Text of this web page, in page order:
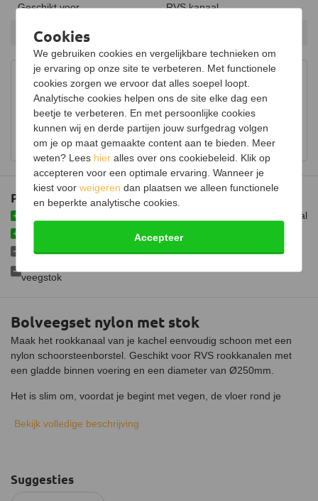
Bolveegset nylon met stok
Maak het rookkanaal van je kachel eenvoudig schoon met een
nylon schoorsteenborstel. Geschikt voor RVS rookkanalen met
een gladde binnen voering en een diameter van Ø250mm.
Het is slim om, voordat je begint met vegen, de vloer rond je
roetdeeltjes op je vloer terecht komen.
maak je de schoorsteen van beneden schoon. Verwijder de
Bekijk volledige beschrijving
Plus- en minpunten
Gemakkelijk te gebruiken vanaf de onderkant van je rookkanaal
Geschikt voor RVS kanalen
Niet geschikt voor stenen kanalen
veegstok
Advies in onze showroom
Bezoek onze showroom voor uitgebreid advies over
houtkachels.
Bekijk showroom en maak een afspraak
Geschikt voor RVS kanaal
Vegen vanaf
Suggesties
Cookies
We gebruiken cookies en vergelijkbare technieken om
je ervaring op onze site te verbeteren. Met functionele
cookies zorgen we ervoor dat alles soepel loopt.
Analytische cookies helpen ons de site elke dag een
beetje te verbeteren. En met persoonlijke cookies
kunnen wij en derde partijen jouw surfgedrag volgen
om je op maat gemaakte content aan te bieden. Meer
weten? Lees hier alles over ons cookiebeleid. Klik op
accepteren voor een optimale ervaring. Wanneer je
kiest voorweigeren dan plaatsen we alleen functionele
en beperkte analytische cookies.
Accepteer